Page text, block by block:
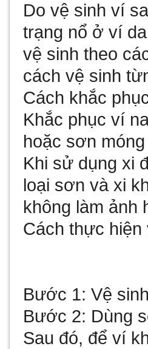
Do vệ sinh ví
trạng nổ ở ví
vệ sinh theo
cách vệ sinh
Cách khắc
Khắc phục ví
hoặc sơn
Khi sử dụng xi
loại sơn và xi
không làm ảnh
Cách thực
Bước 1: Vệ
Bước 2: Dùng
Sau đó, để ví